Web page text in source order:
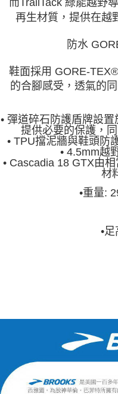
再生材質，提供在越
防水
鞋面採用 GORE-
的合腳感受，透氣的
• 彈道碎石防護盾牌設
提供必要的保護，
• TPU擋泥牆與鞋頭防
• 4.5mm越
• Cascadia 18 GTX由
材
•重量:
•足